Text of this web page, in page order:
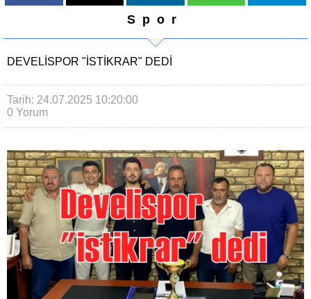
Spor
DEVELISPOR "ISTIKRAR" DEDI
Tarih: 24.07.2025 10:20:00
0 Yorum